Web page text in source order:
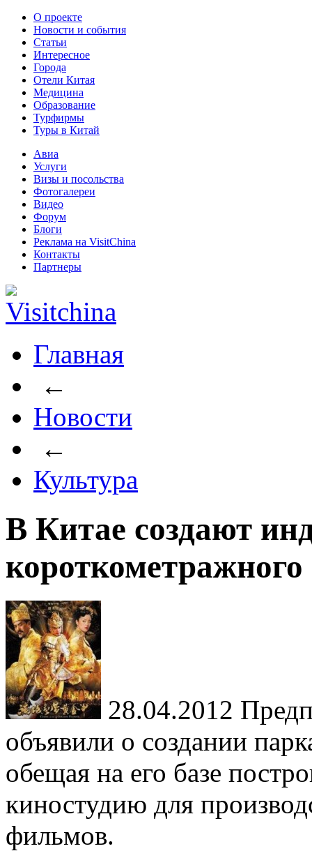
О проекте
Новости и события
Статьи
Интересное
Города
Отели Китая
Медицина
Образование
Турфирмы
Туры в Китай
Авиа
Услуги
Визы и посольства
Фотогалереи
Видео
Форум
Блоги
Реклама на VisitChina
Контакты
Партнеры
Главная
←
Новости
←
Культура
В Китае создают
28.04.2012
объявили о создании
обещая на его базе
киностудию для
фильмов.